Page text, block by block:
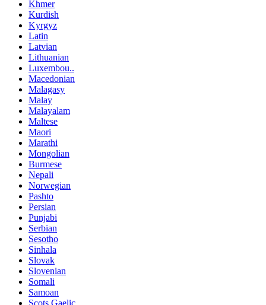
Khmer
Kurdish
Kyrgyz
Latin
Latvian
Lithuanian
Luxembou..
Macedonian
Malagasy
Malay
Malayalam
Maltese
Maori
Marathi
Mongolian
Burmese
Nepali
Norwegian
Pashto
Persian
Punjabi
Serbian
Sesotho
Sinhala
Slovak
Slovenian
Somali
Samoan
Scots Gaelic